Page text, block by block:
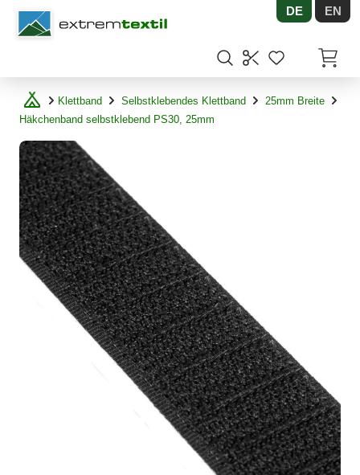
Shopware DE EN
Klettband Selbstklebendes Klettband
25mm Breite
Häkchenband selbstklebend PS30, 25mm